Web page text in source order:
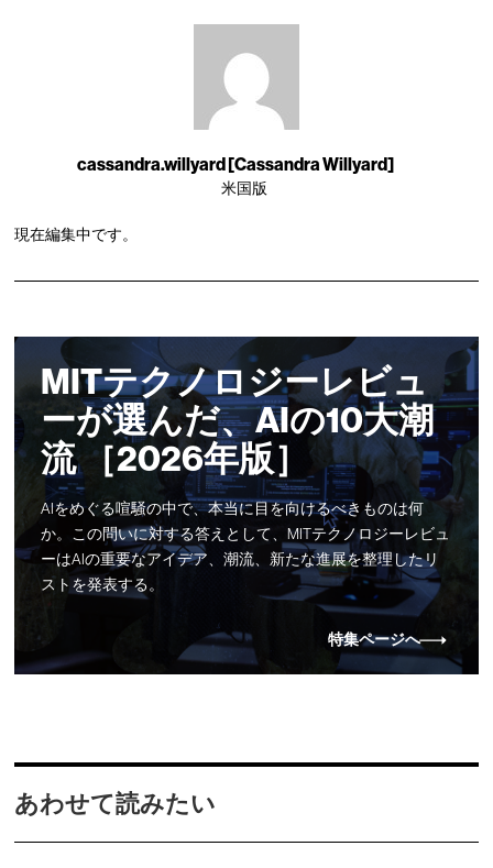
cassandra.willyard [Cassandra Willyard]
米国版
現在編集中です。
MITテクノロジーレビュ
ーが選んだ、AIの10大潮
流 ［2026年版］
AIをめぐる喧騒の中で、本当に目を向けるべきものは何
か。この問いに対する答えとして、MITテクノロジーレビュ
ーはAIの重要なアイデア、潮流、新たな進展を整理したリ
ストを発表する。
特集ページへ
あわせて読みたい